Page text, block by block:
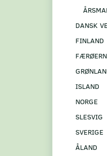
DANSK
FINLAND
ISLAND
NORGE
SLESVIG
SVERIGE
ÅLAND